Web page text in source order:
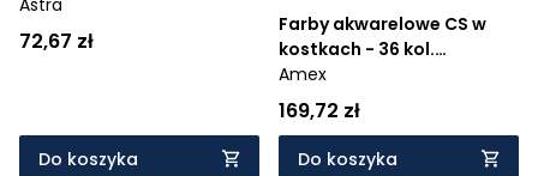
Astra
72,67 zł
Do koszyka
Farby akwarelowe CS w
kostkach - 36 kol.
Plastikowe opakowanie
Faber-Castell (169736 FC)
Amex
169,72 zł
Do koszyka